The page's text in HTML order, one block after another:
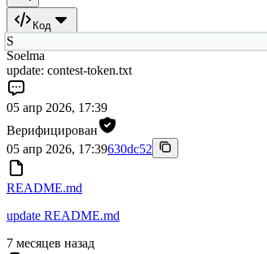
Код
S
Soelma
update: contest-token.txt
05 апр 2026, 17:39
Верифицирован
05 апр 2026, 17:39630dc52
README.md
update README.md
7 месяцев назад